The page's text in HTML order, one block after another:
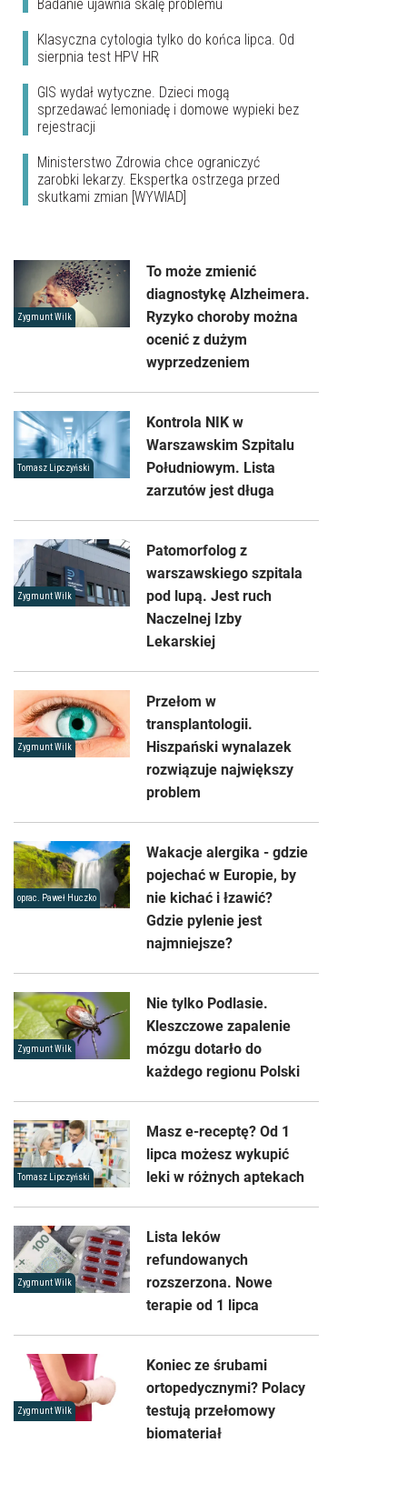
Badanie ujawnia skalę problemu
Klasyczna cytologia tylko do końca lipca. Od
sierpnia test HPV HR
GIS wydał wytyczne. Dzieci mogą
sprzedawać lemoniadę i domowe wypieki bez
rejestracji
Ministerstwo Zdrowia chce ograniczyć
zarobki lekarzy. Ekspertka ostrzega przed
skutkami zmian [WYWIAD]
Zygmunt Wilk
To może zmienić
diagnostykę Alzheimera.
Ryzyko choroby można
ocenić z dużym
wyprzedzeniem
Tomasz Lipczyński
Kontrola NIK w
Warszawskim Szpitalu
Południowym. Lista
zarzutów jest długa
Zygmunt Wilk
Patomorfolog z
warszawskiego szpitala
pod lupą. Jest ruch
Naczelnej Izby
Lekarskiej
Zygmunt Wilk
Przełom w
transplantologii.
Hiszpański wynalazek
rozwiązuje największy
problem
oprac. Paweł Huczko
Wakacje alergika - gdzie
pojechać w Europie, by
nie kichać i łzawić?
Gdzie pylenie jest
najmniejsze?
Zygmunt Wilk
Nie tylko Podlasie.
Kleszczowe zapalenie
mózgu dotarło do
każdego regionu Polski
Tomasz Lipczyński
Masz e-receptę? Od 1
lipca możesz wykupić
leki w różnych aptekach
Zygmunt Wilk
Lista leków
refundowanych
rozszerzona. Nowe
terapie od 1 lipca
Zygmunt Wilk
Koniec ze śrubami
ortopedycznymi? Polacy
testują przełomowy
biomateriał